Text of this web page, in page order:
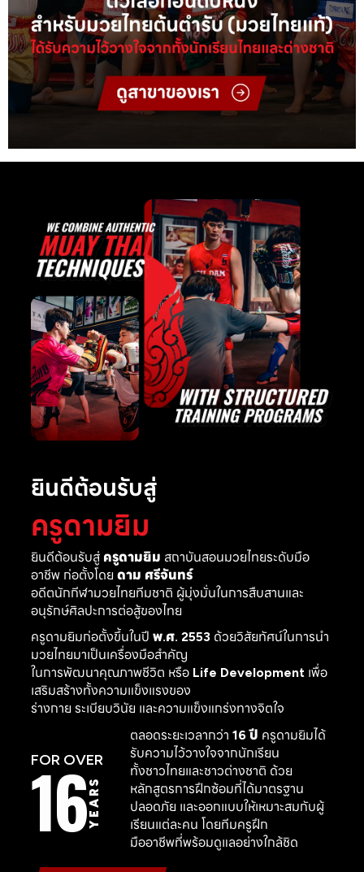
ยินดีต้อนรับสู่
ครูดามยิม
ยินดีต้อนรับสู่ ครูดามยิม สถาบันสอนมวยไทยระดับมือ
อาชีพ ก่อตั้งโดย ดาม ศรีจันทร์
อดีตนักกีฬามวยไทยทีมชาติ ผู้มุ่งมั่นในการสืบสานและ
อนุรักษ์ศิลปะการต่อสู้ของไทย
ครูดามยิมก่อตั้งขึ้นในปี พ.ศ. 2553ด้วยวิสัยทัศน์ในการนำ
มวยไทยมาเป็นเครื่องมือสำคัญ
ในการพัฒนาคุณภาพชีวิต หรือ Life Developmentเพื่อ
เสริมสร้างทั้งความแข็งแรงของ
ร่างกาย ระเบียบวินัย และความแข็งแกร่งทางจิตใจ
FOR OVER
16YEARS
ตลอดระยะเวลากว่า 16 ปี ครูดามยิมได้
รับความไว้วางใจจากนักเรียน
ทั้งชาวไทยและชาวต่างชาติ ด้วย
หลักสูตรการฝึกซ้อมที่ได้มาตรฐาน
ปลอดภัย และออกแบบให้เหมาะสมกับผู้
เรียนแต่ละคน โดยทีมครูฝึก
มืออาชีพที่พร้อมดูแลอย่างใกล้ชิด